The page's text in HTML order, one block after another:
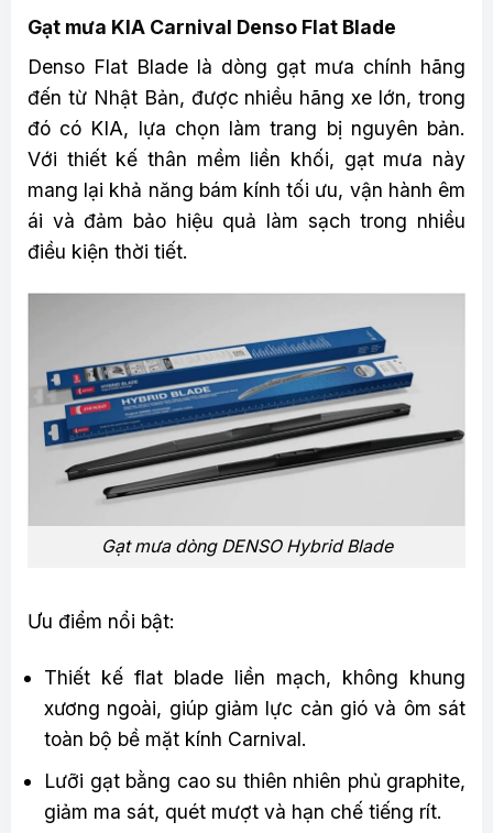
Gạt mưa KIA Carnival Denso Flat Blade
Denso Flat Blade là dòng gạt mưa chính hãng
đến từ Nhật Bản, được nhiều hãng xe lớn, trong
đó có KIA, lựa chọn làm trang bị nguyên bản.
Với thiết kế thân mềm liền khối, gạt mưa này
mang lại khả năng bám kính tối ưu, vận hành êm
ái và đảm bảo hiệu quả làm sạch trong nhiều
điều kiện thời tiết.
Gạt mưa dòng DENSO Hybrid Blade
Ưu điểm nổi bật:
Thiết kế flat blade liền mạch, không khung
xương ngoài, giúp giảm lực cản gió và ôm sát
toàn bộ bề mặt kính Carnival.
Lưỡi gạt bằng cao su thiên nhiên phủ graphite,
giảm ma sát, quét mượt và hạn chế tiếng rít.